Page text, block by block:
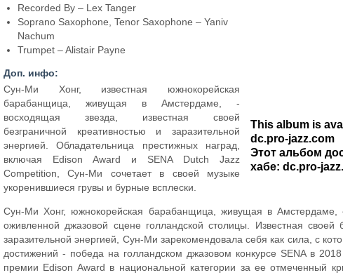
This album is
dc.pro-jazz.com
Этот альбом
хабе: dc.pro-
Recorded By – Lex Tanger
Soprano Saxophone, Tenor Saxophone – Yaniv
Nachum
Trumpet – Alistair Payne
Доп. инфо:
Сун-Ми Хонг, известная южнокорейская
барабанщица, живущая в Амстердаме, -
восходящая звезда, известная своей
безграничной креативностью и заразительной
энергией. Обладательница престижных наград,
включая Edison Award и SENA Dutch Jazz
Competition, Сун-Ми сочетает в своей музыке
укоренившиеся грувы и бурные всплески.
Сун-Ми Хонг, южнокорейская барабанщица, живущая в Амстердаме,
оживленной джазовой сцене голландской столицы. Известная своей
заразительной энергией, Сун-Ми зарекомендовала себя как сила, с
достижений - победа на голландском джазовом конкурсе SENA в
премии Edison Award в национальной категории за ее отмеченный